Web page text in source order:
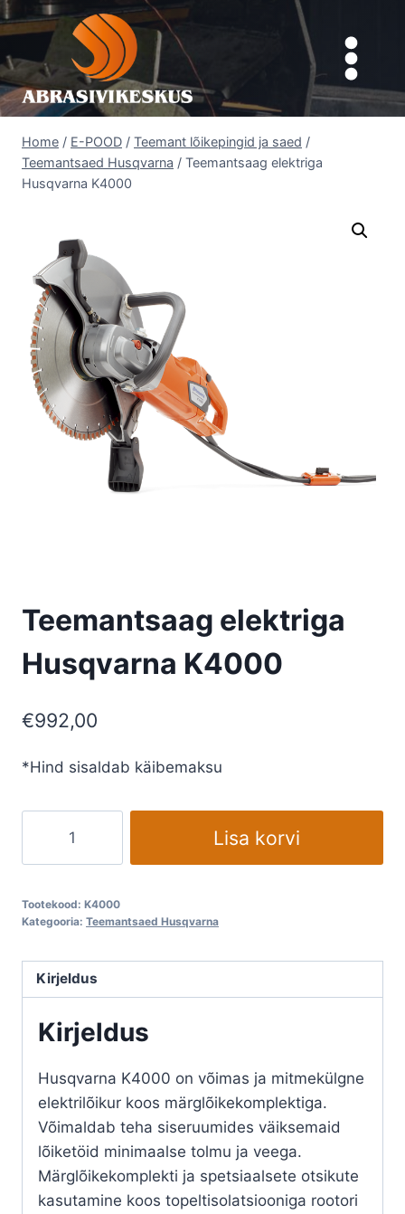
Skip
to
content
Home / E-POOD / Teemant lõikepingid ja saed /
Teemantsaed Husqvarna / Teemantsaag elektriga
Husqvarna K4000
Teemantsaag elektriga
Husqvarna K4000
€992,00
*Hind sisaldab käibemaksu
elektriga
Husqvarna
kogus
Lisa korvi
Tootekood: K4000
Kategooria: Teemantsaed Husqvarna
Kirjeldus
Kirjeldus
Husqvarna K4000 on võimas ja mitmekülgne
elektrilõikur koos märglõikekomplektiga.
Võimaldab teha siseruumides väiksemaid
lõiketöid minimaalse tolmu ja veega.
Märglõikekomplekti ja spetsiaalsete otsikute
kasutamine koos topeltisolatsiooniga rootori